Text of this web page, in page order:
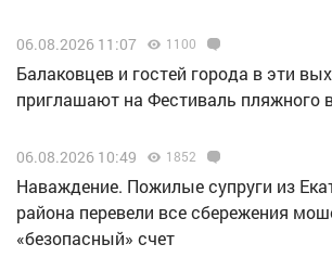
06.08.2026 11:07 1100
Балаковцев и гостей города в эти
приглашают на Фестиваль пляжного
06.08.2026 10:49 1852
Наваждение. Пожилые супруги из
района перевели все сбережения
«безопасный» счет